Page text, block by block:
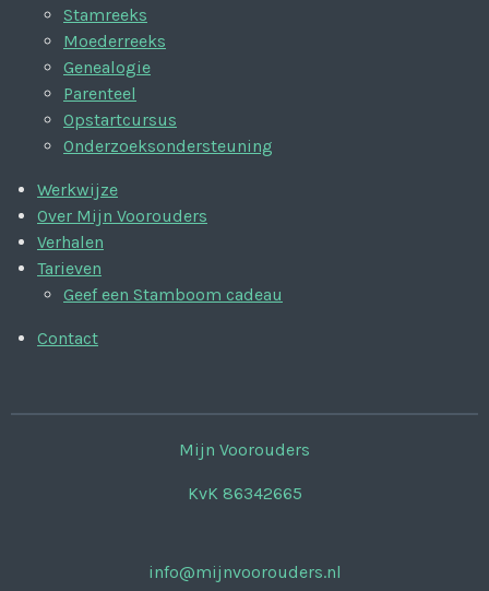
Stamreeks
Moederreeks
Genealogie
Parenteel
Opstartcursus
Onderzoeksondersteuning
Werkwijze
Over Mijn Voorouders
Verhalen
Tarieven
Geef een Stamboom cadeau
Contact
Mijn Voorouders
KvK 86342665
info@mijnvoorouders.nl